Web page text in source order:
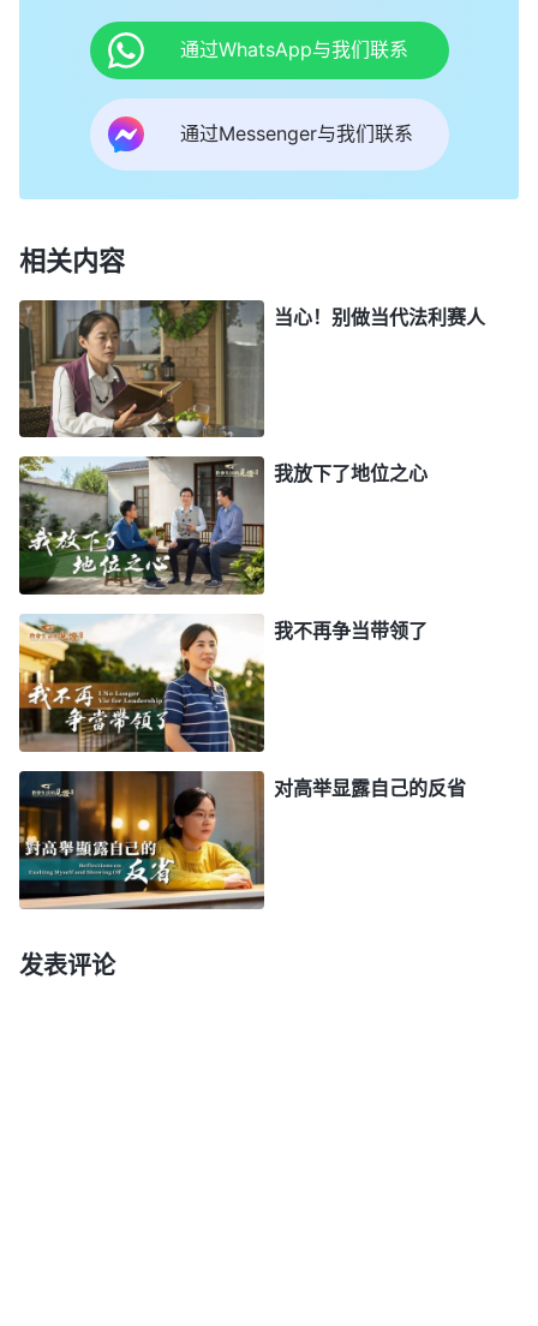
一次聚会时，我敞开心交通了自己的情形，弟兄
姊妹给我发了一段神的话：“
撒但是用什么把人牢牢
地控制住的呢？
（名和利。）
撒但用名和利来控制人
的思想，让人的思想只想着名和利，为名利奋斗，为
切，为名利作出任何的判断或者决定。这样，撒但就
给人戴上了一个无形的枷锁，这个枷锁戴在人身上，
人没有能力去挣脱，也没有勇气去挣脱，不知不觉
地，人在戴着枷锁的情况下一步一步艰难地往前走。
为着这个名和利，人类就远离神、背叛神，就变得越
来越邪恶，就这样，一代又一代的人被毁在了撒但的
名和利当中。那现在看，撒但这样做，它的险恶用心
可不可恨？也可能你们今天还看不透撒但的险恶用
心，因为你们觉得如果人离开了名和利就没有人生
了，如果人离开了名和利就看不到前面的方向了，看
不到目标了，前途就黑暗了，暗淡无光了。但是慢慢
地，有一天你们都会认识到名和利是撒但戴在人身上
的多么大的一个枷锁，等到那一天你认识到的时候，
你就会彻底反抗撒但的控制，彻底地反抗撒但带给你
的枷锁。当你想挣脱撒但所灌输给你的这些东西的时
候，你就会与撒但作一个彻底的决裂，也会真实地恨
恶撒但带给你的这一切，那个时候，人对神才有真正
自己 六》
通过WhatsApp与我们联系
通过Messenger与我们联系
相关内容
当心！别做当代法利赛人
我放下了地位之心
我不再争当带领了
对高举显露自己的反省
发表评论